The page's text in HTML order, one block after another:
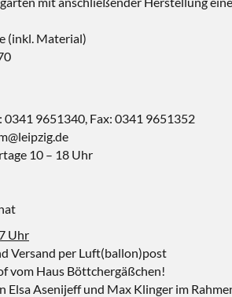
(inkl. Material)
0341 9651340, Fax: 0341 9651352
10 – 18 Uhr
Uhr
Versand per Luft(ballon)post
vom Haus Böttchergäßchen!
Asenijeff und Max Klinger im